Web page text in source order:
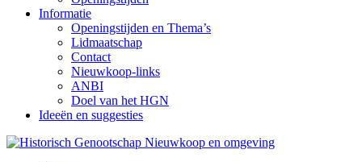
Informatie
Openingstijden en Thema’s
Lidmaatschap
Contact
Nieuwkoop-links
ANBI
Doel van het HGN
Ideeën en suggesties